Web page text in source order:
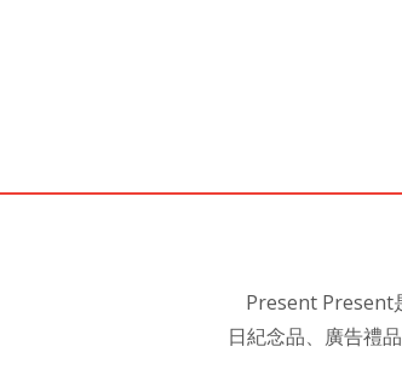
Present Present
日紀念品、廣告禮